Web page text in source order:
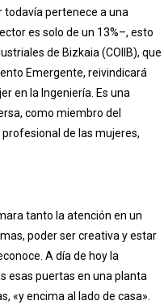
todavía pertenece a una
es solo de un 13%–, esto
de Bizkaia (COIIB), que
Emergente, reivindicará
en la Ingeniería. Es una
como miembro del
de las mujeres,
tanto la atención en un
poder ser creativa y estar
A día de hoy la
esas puertas en una planta
«y encima al lado de casa».